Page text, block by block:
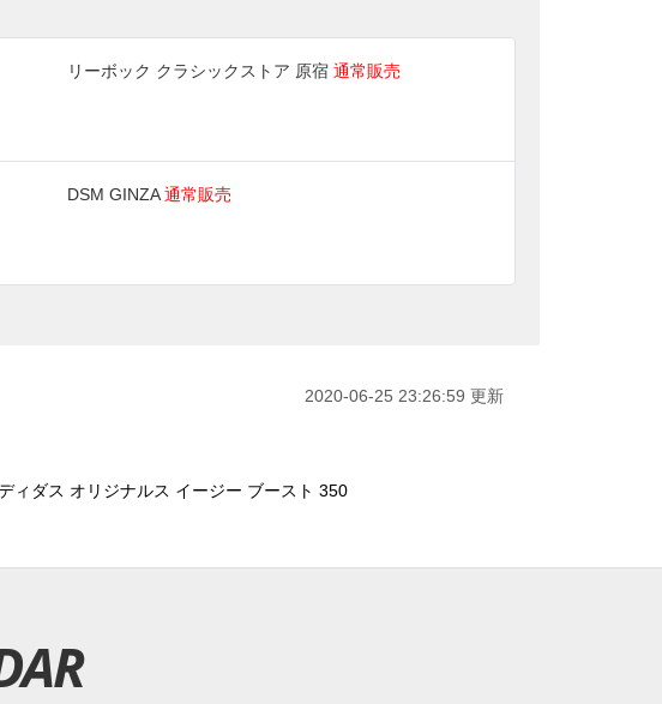
リーボック クラシックストア 原宿 通常販売
DSM GINZA通常販売
2020-06-25 23:26:59 更新
ィダス オリジナルス イージー ブースト 350